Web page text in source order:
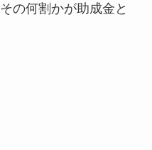
の何割かが助成金と